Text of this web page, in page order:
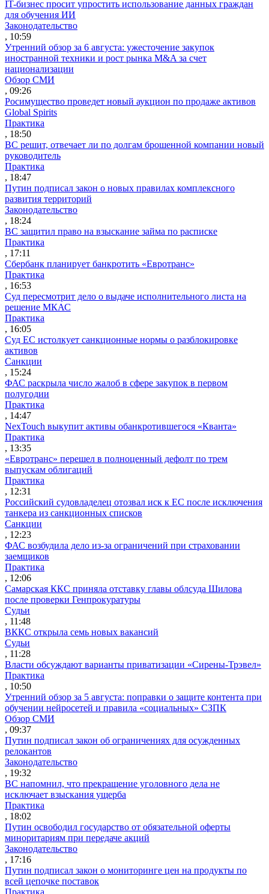
IT-бизнес просит упростить использование данных граждан
для обучения ИИ
Законодательство
, 10:59
Утренний обзор за 6 августа: ужесточение закупок
иностранной техники и рост рынка M&A за счет
национализации
Обзор СМИ
, 09:26
Росимущество проведет новый аукцион по продаже активов
Global Spirits
Практика
, 18:50
ВС решит, отвечает ли по долгам брошенной компании новый
руководитель
Практика
, 18:47
Путин подписал закон о новых правилах комплексного
развития территорий
Законодательство
, 18:24
ВС защитил право на взыскание займа по расписке
Практика
, 17:11
Сбербанк планирует банкротить «Евротранс»
Практика
, 16:53
Суд пересмотрит дело о выдаче исполнительного листа на
решение МКАС
Практика
, 16:05
Суд ЕС истолкует санкционные нормы о разблокировке
активов
Санкции
, 15:24
ФАС раскрыла число жалоб в сфере закупок в первом
полугодии
Практика
, 14:47
NexTouch выкупит активы обанкротившегося «Кванта»
Практика
, 13:35
«Евротранс» перешел в полноценный дефолт по трем
выпускам облигаций
Практика
, 12:31
Российский судовладелец отозвал иск к ЕС после исключения
танкера из санкционных списков
Санкции
, 12:23
ФАС возбудила дело из-за ограничений при страховании
заемщиков
Практика
, 12:06
Самарская ККС приняла отставку главы облсуда Шилова
после проверки Генпрокуратуры
Судьи
, 11:48
ВККС открыла семь новых вакансий
Судьи
, 11:28
Власти обсуждают варианты приватизации «Сирены-Трэвел»
Практика
, 10:50
Утренний обзор за 5 августа: поправки о защите контента при
обучении нейросетей и правила «социальных» СЗПК
Обзор СМИ
, 09:37
Путин подписал закон об ограничениях для осужденных
релокантов
Законодательство
, 19:32
ВС напомнил, что прекращение уголовного дела не
исключает взыскания ущерба
Практика
, 18:02
Путин освободил государство от обязательной оферты
миноритариям при передаче акций
Законодательство
, 17:16
Путин подписал закон о мониторинге цен на продукты по
всей цепочке поставок
Практика